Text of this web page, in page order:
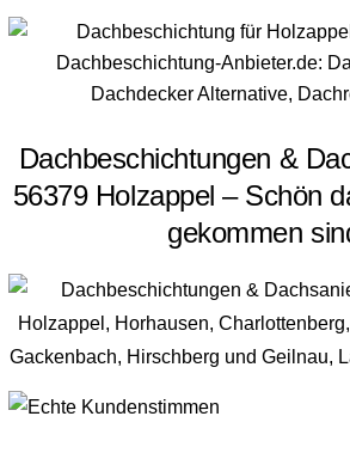
Dachbeschichtungen &
56379 Holzappel – Schön
gekommen